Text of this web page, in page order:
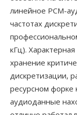
линейное PCM-
частотах
кГц).
хранение
дискретизации,
ресурсном форке
аудиоданные